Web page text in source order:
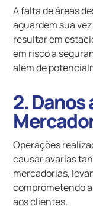
A falta de áreas
aguardem sua
resultar em
em risco a
além de
2. Danos
Operações
causar avarias
mercadorias,
comprometendo
aos clientes.